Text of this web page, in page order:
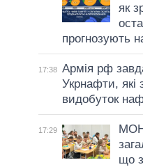
як
прогнозують
17:38 Армія рф
Укрнафти, які
видобуток
17:29
МОН
що